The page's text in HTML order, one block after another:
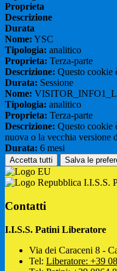
Proprieta
Descrizione
Durata
Nome: YSC
Tipologia: analitico
Proprieta: Terza-parte
Descrizione: Questo cookie
Durata: Sessione
Nome:
Tipologia: analitico
Proprieta: Terza-parte
Descrizione: Questo cookie
nuova o la vecchia versione
Durata: 6 mesi
Accetta tutti Salva le
I.I.S.S.
Contatti
I.I.S.S. Patini Liberatore
Via dei Caraceni 8 -
Tel: Liberatore: +39